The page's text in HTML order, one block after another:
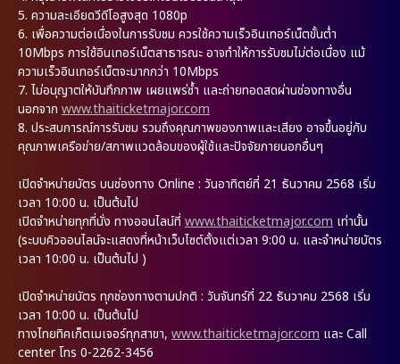
5. ความละเอียดวีดีโอสูงสุด 1080p
6. เพื่อความต่อเนื่องในการรับชม ควรใช้ความเร็วอินเทอร์เน็ตขั้นต่ำ
10Mbps การใช้อินเทอร์เน็ตสาธารณะ อาจทำให้การรับชมไม่ต่อเนื่อง แม้
ความเร็วอินเทอร์เน็ตจะมากกว่า 10Mbps
7. ไม่อนุญาตให้บันทึกภาพ เผยแพร่ซ้ำ และถ่ายทอดสดผ่านช่องทางอื่น
นอกจาก www.thaiticketmajor.com
8. ประสบการณ์การรับชม รวมถึงคุณภาพของภาพและเสียง อาจขึ้นอยู่กับ
คุณภาพเครือข่าย/สภาพแวดล้อมของผู้ใช้และปัจจัยภายนอกอื่นๆ
เปิดจำหน่ายบัตร บนช่องทาง Online : วันอาทิตย์ที่ 21 ธันวาคม 2568 เริ่ม
เวลา 10:00 น. เป็นต้นไป
เปิดจำหน่ายทุกที่นั่ง ทางออนไลน์ที่ www.thaiticketmajor.com เท่านั้น
(ระบบคิวออนไลน์จะแสดงที่หน้าเว็บไซต์ตั้งแต่เวลา 9:00 น. และจำหน่ายบัตร
เวลา 10:00 น. เป็นต้นไป )
เปิดจำหน่ายบัตร ทุกช่องทางตามปกติ : วันจันทร์ที่ 22 ธันวาคม 2568 เริ่ม
เวลา 10:00 น. เป็นต้นไป
ทางไทยทิคเก็ตเมเจอร์ทุกสาขา, www.thaiticketmajor.com และ Call
center โทร 0-2262-3456